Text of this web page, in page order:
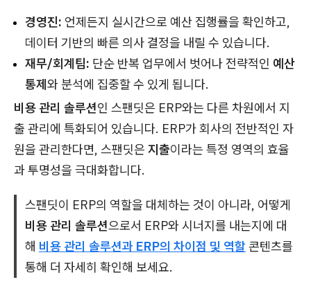
경영진: 언제든지 실시간으로 예산 집행률을 확인하고,
데이터 기반의 빠른 의사 결정을 내릴 수 있습니다.
재무/회계팀: 단순 반복 업무에서 벗어나 전략적인 예산
통제와 분석에 집중할 수 있게 됩니다.
비용 관리 솔루션인 스팬딧은 ERP와는 다른 차원에서 지
출 관리에 특화되어 있습니다. ERP가 회사의 전반적인 자
원을 관리한다면, 스팬딧은 지출이라는 특정 영역의 효율
과 투명성을 극대화합니다.
스팬딧이 ERP의 역할을 대체하는 것이 아니라, 어떻게
비용 관리 솔루션으로서 ERP와 시너지를 내는지에 대
해 비용 관리 솔루션과 ERP의 차이점 및 역할콘텐츠를
통해 더 자세히 확인해 보세요.